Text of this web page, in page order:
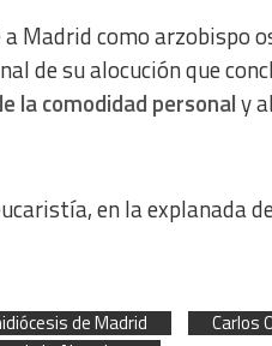
Madrid como arzobispo
de su alocución que
la comodidad personaly
en la explanada
de Madrid Carlos